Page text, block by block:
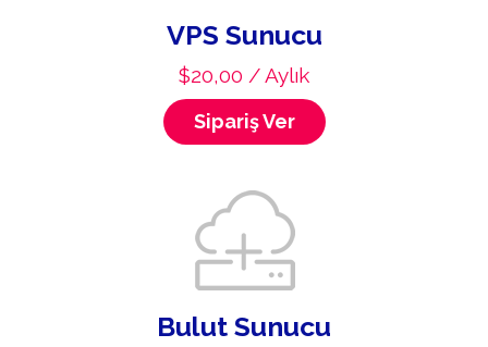
VPS Sunucu
$20,00 / Aylık
Sipariş Ver
Bulut Sunucu